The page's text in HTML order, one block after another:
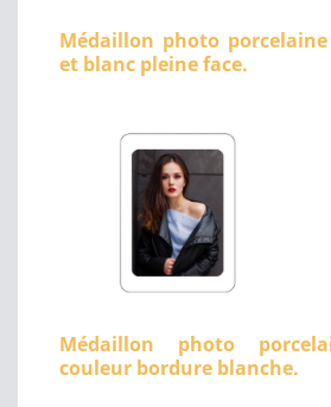
Médaillon photo
et blanc pleine face.
Médaillon photo
couleur bordure blanche.